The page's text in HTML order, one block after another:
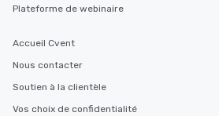
Plateforme de webinaire
Accueil Cvent
Nous contacter
Soutien à la clientèle
Vos choix de confidentialité